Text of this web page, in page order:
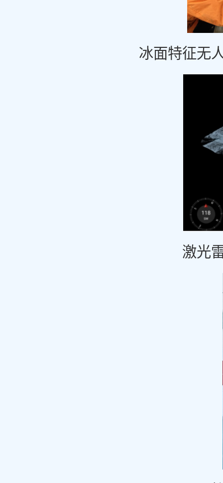
冰面特征无
激光